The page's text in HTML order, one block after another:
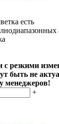
есть
с резкими
быть не
менеджеров!
+